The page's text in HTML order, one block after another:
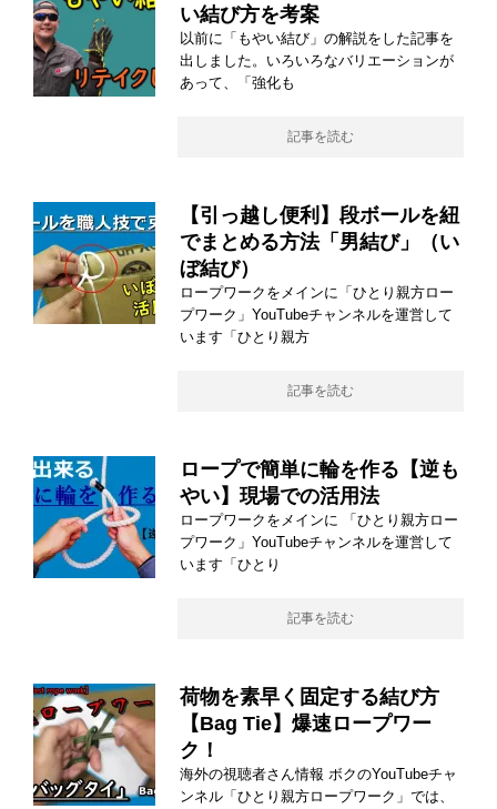
い結び方を考案
以前に「もやい結び」の解説をした記事を
出しました。いろいろなバリエーションが
あって、「強化も
記事を読む
【引っ越し便利】段ボールを紐
でまとめる方法「男結び」（い
ぼ結び）
ロープワークをメインに「ひとり親方ロー
プワーク」YouTubeチャンネルを運営して
います「ひとり親方
記事を読む
ロープで簡単に輪を作る【逆も
やい】現場での活用法
ロープワークをメインに 「ひとり親方ロー
プワーク」YouTubeチャンネルを運営して
います「ひとり
記事を読む
荷物を素早く固定する結び方
【Bag Tie】爆速ロープワー
ク！
海外の視聴者さん情報 ボクのYouTubeチャ
ンネル「ひとり親方ロープワーク」では、